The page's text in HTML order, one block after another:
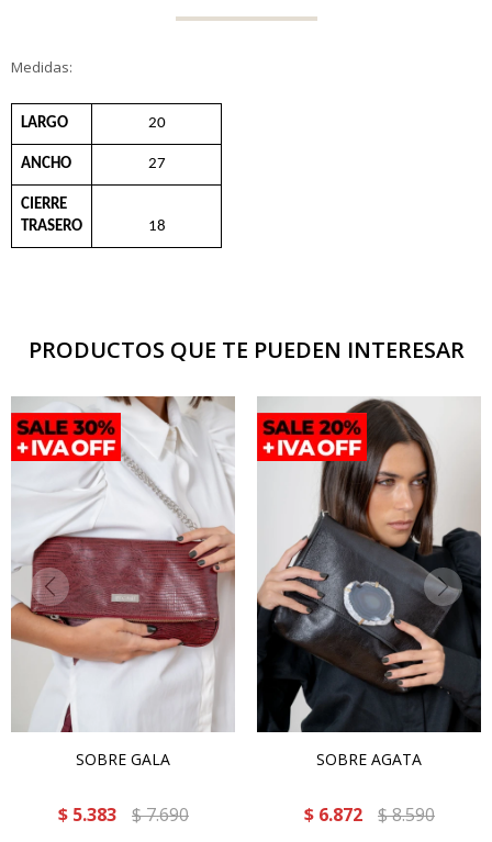
Medidas:
LARGO 20
ANCHO 27
CIERRE
TRASERO
18
PRODUCTOS QUE TE PUEDEN INTERESAR
SOBRE GALA
$ 5.383 $7.690
SOBRE AGATA
$ 6.872 $8.590